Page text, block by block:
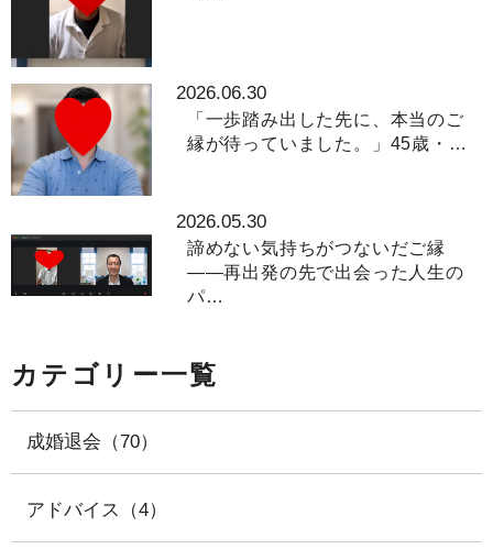
2026.06.30
「一歩踏み出した先に、本当のご
縁が待っていました。」45歳・…
2026.05.30
諦めない気持ちがつないだご縁
――再出発の先で出会った人生の
パ…
カテゴリー一覧
成婚退会（70）
アドバイス（4）